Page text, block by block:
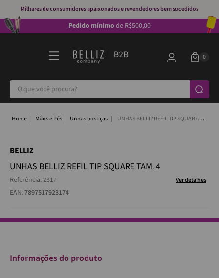
Milhares de consumidores apaixonados e revendedores bem sucedidos
Pedido mínimode R$500,00
O que você procura?
Mãos e Pés Unhas postiças
UNHAS BELLIZ REFIL TIP SQUARE
BELLIZ
UNHAS BELLIZ REFIL TIP SQUARE TAM. 4
Referência:2317 Ver detalhes
EAN:7897517923174
Informações do produto